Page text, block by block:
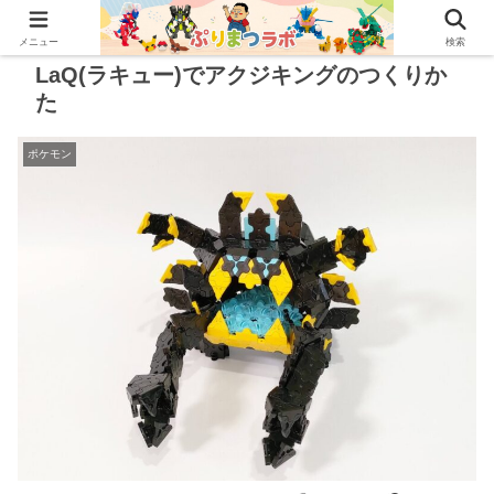
LaQ(ラキュー)でアクジキングのつくりか
た
ポケモン
メニュー 検索